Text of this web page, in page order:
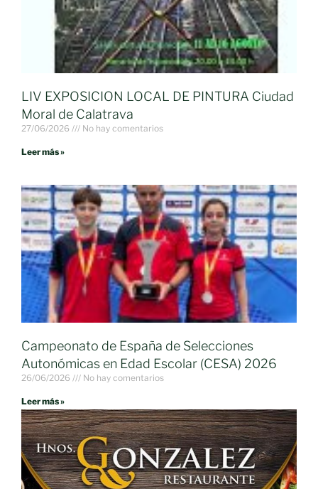
LIV EXPOSICION LOCAL DE PINTURA Ciudad
Moral de Calatrava
27/06/2026 No hay comentarios
Leer más »
Campeonato de España de Selecciones
Autonómicas en Edad Escolar (CESA) 2026
26/06/2026 No hay comentarios
Leer más »